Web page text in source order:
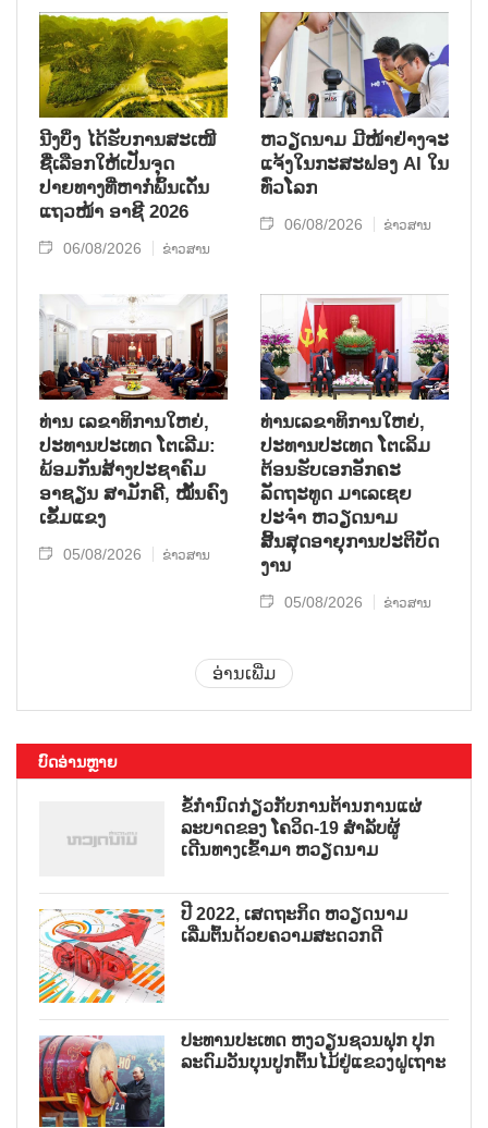
ນີງບິ່ງ ໄດ້ຮັບການສະເໜີ
ຊື່ເລືອກໃຫ້ເປັນຈຸດ
ປາຍທາງທີ່ຫາກໍ່ພົ້ນເດັ່ນ
ແຖວໜ້າ ອາຊີ 2026
06/08/2026 ຂ່າວສານ
ຫວຽດນາມ ມີໜ້າຢ່າງຈະ
ແຈ້ງໃນກະສະຟອງ AI ໃນ
ທົ່ວໂລກ
06/08/2026 ຂ່າວສານ
ທ່ານ ເລຂາທິການໃຫຍ່,
ປະທານປະເທດ ໂຕເລີມ:
ພ້ອມກັນສ້າງປະຊາຄົມ
ອາຊຽນ ສາມັກຄີ, ໝັ້ນຄົງ
ເຂັ້ມແຂງ
05/08/2026 ຂ່າວສານ
ທ່ານເລຂາທິການໃຫຍ່,
ປະທານປະເທດ ໂຕເລິມ
ຕ້ອນຮັບເອກອັກຄະ
ລັດຖະທູດ ມາເລເຊຍ
ປະຈຳ ຫວຽດນາມ
ສິ້ນສຸດອາຍຸການປະຕິບັດ
ງານ
05/08/2026 ຂ່າວສານ
ອ່ານເພີ່ມ
ບົດອ່ານຫຼາຍ
ຂໍ້ກຳນົດກ່ຽວກັບການຕ້ານການແຜ່
ລະບາດຂອງ ໂຄວິດ-19 ສຳລັບຜູ້
ເດີນທາງເຂົ້າມາ ຫວຽດນາມ
ປີ 2022, ເສດຖະກິດ ຫວຽດນາມ
ເລີ່ມຕົ້ນດ້ວຍຄວາມສະດວກດີ
ປະທານປະເທດ ຫງວຽນຊວນຟຸກ ປຸກ
ລະດົມວັນບຸນປູກຕົ້ນໄມ້ຢູ່ແຂວງຝູເຖາະ